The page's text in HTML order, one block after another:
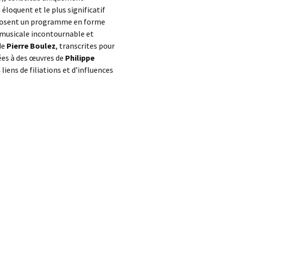
l’autre
Jimi
éloquent et le plus significatif
un programme en forme
incontournable et
Pierre Boulez, transcrites pour
à des œuvres de Philippe
de filiations et d’influences